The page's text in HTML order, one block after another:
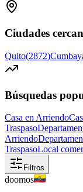
Ciudades
Quito(2872)
Búsquedas
Casa en Arriendo
Traspaso
Arriendo
TraspasoLocal
Filtros
doomos